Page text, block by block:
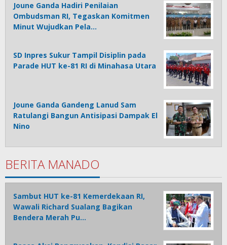
Joune Ganda Hadiri Penilaian
Ombudsman RI, Tegaskan Komitmen
Minut Wujudkan Pela…
SD Inpres Sukur Tampil Disiplin pada
Parade HUT ke-81 RI di Minahasa Utara
Joune Ganda Gandeng Lanud Sam
Ratulangi Bangun Antisipasi Dampak El
Nino
BERITA MANADO
Sambut HUT ke-81 Kemerdekaan RI,
Wawali Richard Sualang Bagikan
Bendera Merah Pu…